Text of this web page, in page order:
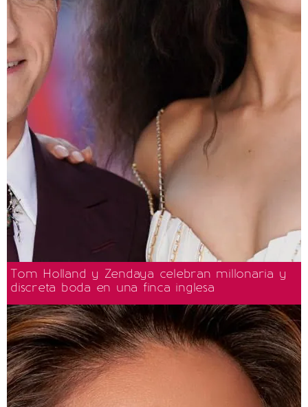
Tom Holland y Zendaya celebran millonaria y
discreta boda en una finca inglesa